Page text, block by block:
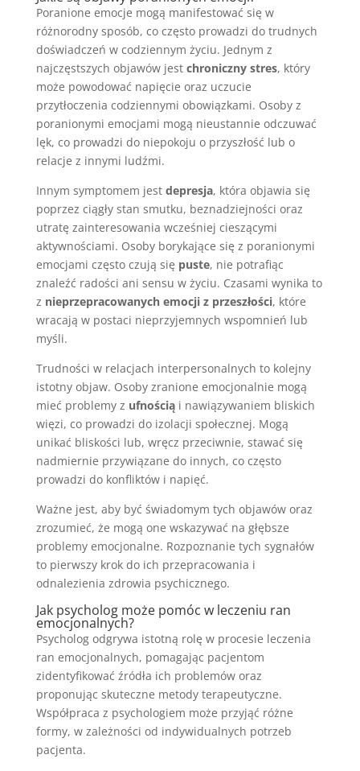
Poranione emocje mogą manifestować się w
różnorodny sposób, co często prowadzi do trudnych
doświadczeń w codziennym życiu. Jednym z
najczęstszych objawów jest chroniczny stres, który
może powodować napięcie oraz uczucie
przytłoczenia codziennymi obowiązkami. Osoby z
poranionymi emocjami mogą nieustannie odczuwać
lęk, co prowadzi do niepokoju o przyszłość lub o
relacje z innymi ludźmi.
Innym symptomem jest depresja, która objawia się
poprzez ciągły stan smutku, beznadziejności oraz
utratę zainteresowania wcześniej cieszącymi
aktywnościami. Osoby borykające się z poranionymi
emocjami często czują się puste, nie potrafiąc
znaleźć radości ani sensu w życiu. Czasami wynika to
z nieprzepracowanych emocji z przeszłości, które
wracają w postaci nieprzyjemnych wspomnień lub
myśli.
Trudności w relacjach interpersonalnych to kolejny
istotny objaw. Osoby zranione emocjonalnie mogą
mieć problemy z ufnościąi nawiązywaniem bliskich
więzi, co prowadzi do izolacji społecznej. Mogą
unikać bliskości lub, wręcz przeciwnie, stawać się
nadmiernie przywiązane do innych, co często
prowadzi do konfliktów i napięć.
Ważne jest, aby być świadomym tych objawów oraz
zrozumieć, że mogą one wskazywać na głębsze
problemy emocjonalne. Rozpoznanie tych sygnałów
to pierwszy krok do ich przepracowania i
odnalezienia zdrowia psychicznego.
Jak psycholog może pomóc w leczeniu ran
emocjonalnych?
Psycholog odgrywa istotną rolę w procesie leczenia
ran emocjonalnych, pomagając pacjentom
zidentyfikować źródła ich problemów oraz
proponując skuteczne metody terapeutyczne.
Współpraca z psychologiem może przyjąć różne
formy, w zależności od indywidualnych potrzeb
pacjenta.